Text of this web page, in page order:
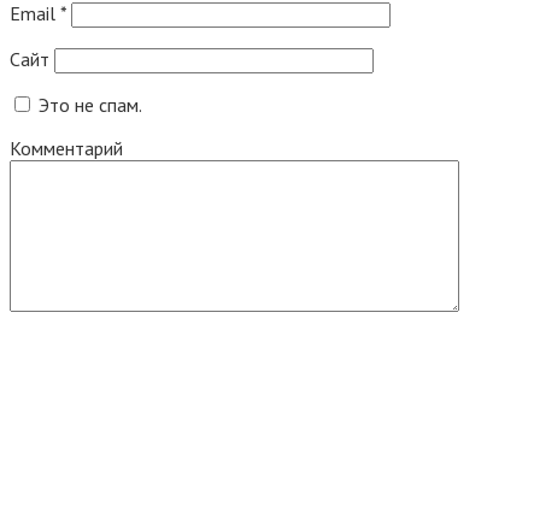
Email *
Сайт
Это не спам.
Комментарий